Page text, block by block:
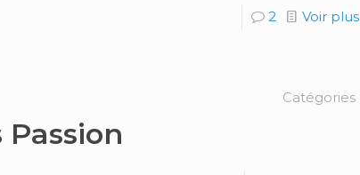
2 Voir plus
Catégories